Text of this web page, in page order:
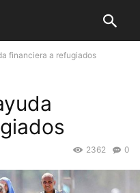
financiera a refugiados
0
2362